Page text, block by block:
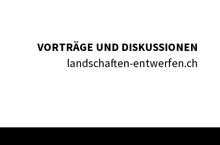
VORTRÄGE UND DISKUSSIONEN
landschaften-entwerfen.ch